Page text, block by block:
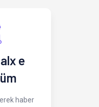
e
haber